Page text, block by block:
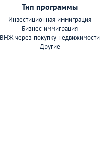
Тип программы
Инвестиционная иммиграция
Бизнес-иммиграция
ВНЖ через покупку недвижимости
Другие